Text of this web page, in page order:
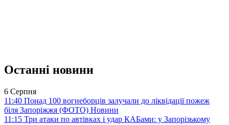
Останні новини
6 Серпня
11:40 Понад 100 вогнеборців залучали до ліквідації пожеж
біля Запоріжжя (ФОТО) Новини
11:15 Три атаки по автівках і удар КАБами: у Запорізькому